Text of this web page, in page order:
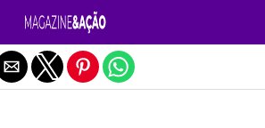
Sair da versão mobile